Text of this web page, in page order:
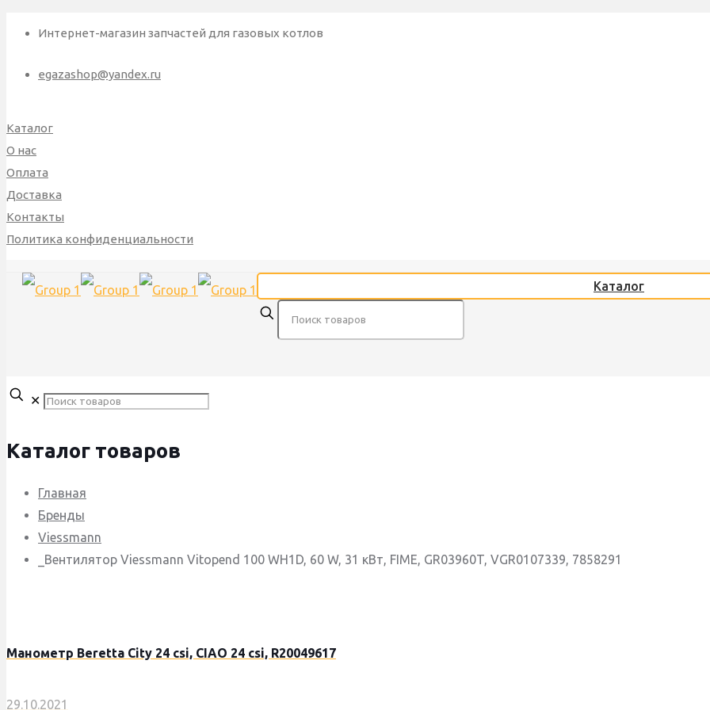
Интернет-магазин запчастей для газовых котлов
egazashop@yandex.ru
Каталог
О нас
Оплата
Доставка
Контакты
Политика конфиденциальности
Каталог
✕
Каталог товаров
Главная
Бренды
Viessmann
_Вентилятор Viessmann Vitopend 100 WH1D, 60 W, 31 кВт, FIME, GR03960T, VGR0107339, 7858291
Манометр Beretta City 24 csi, CIAO 24 csi, R20049617
29.10.2021